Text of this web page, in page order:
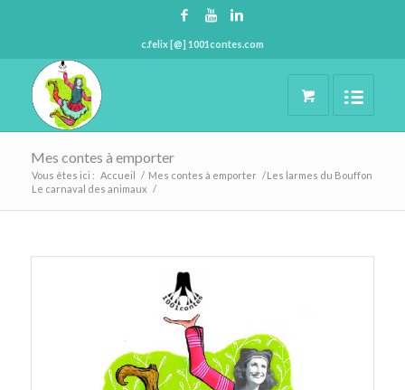
c.felix [@] 1001contes.com
Mes contes à emporter
Vous êtes ici : Accueil / Mes contes à emporter /
Le carnaval des animaux /
Les larmes du Bouffon